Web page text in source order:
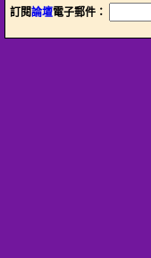
訂閱論壇電子郵件：